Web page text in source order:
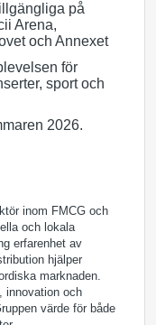
på
Arena,
och Annexet
för
sport och
2026.
inom FMCG och
och lokala
erfarenhet av
hjälper
marknaden.
innovation och
värde för både